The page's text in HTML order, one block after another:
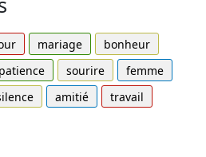
mariage
bonheur
patience sourire
femme
amitié
travail